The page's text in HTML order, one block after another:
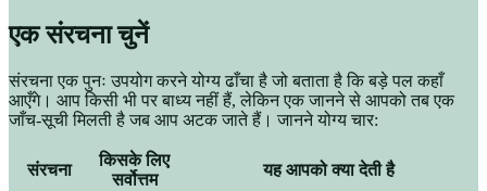
एक संरचना चुनें
संरचना एक पुनः उपयोग करने योग्य ढाँचा है जो बताता है कि बड़े पल कहाँ
आएँगे। आप किसी भी पर बाध्य नहीं हैं, लेकिन एक जानने से आपको तब एक
जाँच-सूची मिलती है जब आप अटक जाते हैं। जानने योग्य चार:
संरचना
किसके लिए
सर्वोत्तम
यह आपको क्या देती है